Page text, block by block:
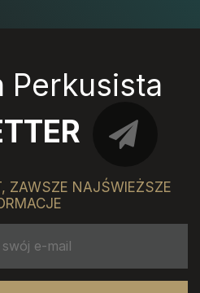
Perkusista
ZAWSZE NAJŚWIEŻSZE